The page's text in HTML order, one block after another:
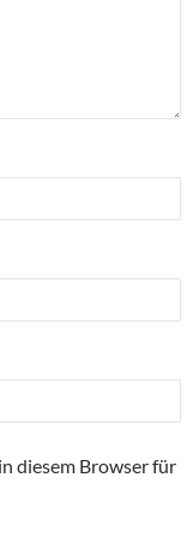
diesem Browser für